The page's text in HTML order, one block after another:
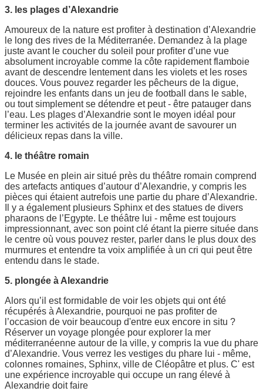
3. les plages d’Alexandrie
Amoureux de la nature est profiter à destination d’Alexandrie
le long des rives de la Méditerranée. Demandez à la plage
juste avant le coucher du soleil pour profiter d’une vue
absolument incroyable comme la côte rapidement flamboie
avant de descendre lentement dans les violets et les roses
douces. Vous pouvez regarder les pêcheurs de la digue,
rejoindre les enfants dans un jeu de football dans le sable,
ou tout simplement se détendre et peut - être patauger dans
l’eau. Les plages d’Alexandrie sont le moyen idéal pour
terminer les activités de la journée avant de savourer un
délicieux repas dans la ville.
4. le théâtre romain
Le Musée en plein air situé près du théâtre romain comprend
des artefacts antiques d’autour d’Alexandrie, y compris les
pièces qui étaient autrefois une partie du phare d’Alexandrie.
Il y a également plusieurs Sphinx et des statues de divers
pharaons de l’Egypte. Le théâtre lui - même est toujours
impressionnant, avec son point clé étant la pierre située dans
le centre où vous pouvez rester, parler dans le plus doux des
murmures et entendre ta voix amplifiée à un cri qui peut être
entendu dans le stade.
5. plongée à Alexandrie
Alors qu’il est formidable de voir les objets qui ont été
récupérés à Alexandrie, pourquoi ne pas profiter de
l’occasion de voir beaucoup d'entre eux encore in situ ?
Réserver un voyage plongée pour explorer la mer
méditerranéenne autour de la ville, y compris la vue du phare
d’Alexandrie. Vous verrez les vestiges du phare lui - même,
colonnes romaines, Sphinx, ville de Cléopâtre et plus. C' est
une expérience incroyable qui occupe un rang élevé à
Alexandrie doit faire